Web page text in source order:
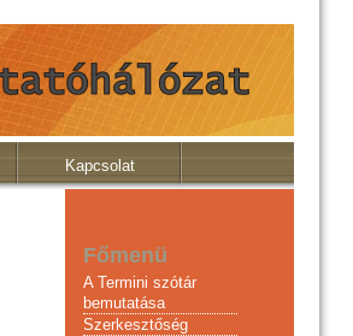
Kapcsolat
Főmenü
A Termini szótár
bemutatása
Szerkesztőség